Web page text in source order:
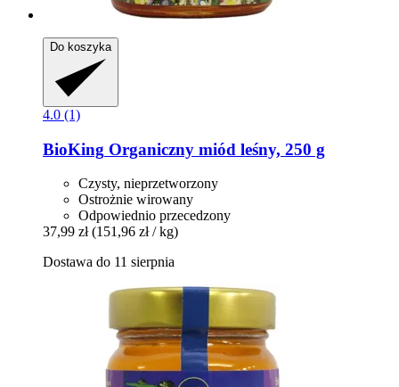
Do koszyka
4.0 (1)
BioKing Organiczny miód leśny, 250 g
Czysty, nieprzetworzony
Ostrożnie wirowany
Odpowiednio przecedzony
37,99 zł (151,96 zł / kg)
Dostawa do 11 sierpnia